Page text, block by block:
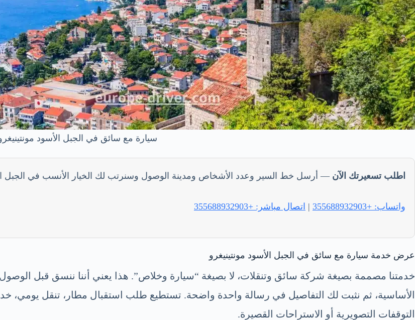
سيارة مع سائق في الجبل الأسود
اطلب تسعيرتك الآن — أرسل خط السير وعدد الأشخاص ومدينة الوصول وسنرتب لك الخيار الأنسب في الجبل
واتساب: +355688932903 | اتصال مباشر: +355688932903
عرض خدمة سيارة مع سائق في الجبل الأسود مونتينيغرو
خدمتنا مصممة بصيغة شركة سائق وتنقلات، لا بصيغة “سيارة وخلاص”. هذا يعني أننا ننسق قبل
الأساسية، ثم نثبت لك التفاصيل في رسالة واحدة واضحة. تستطيع طلب استقبال مطار، تنقل يومي،
التوقفات التصويرية أو الاستراحات القصيرة.